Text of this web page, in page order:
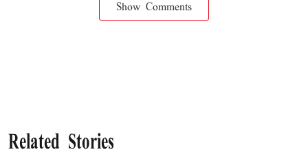
Show Comments
Related Stories